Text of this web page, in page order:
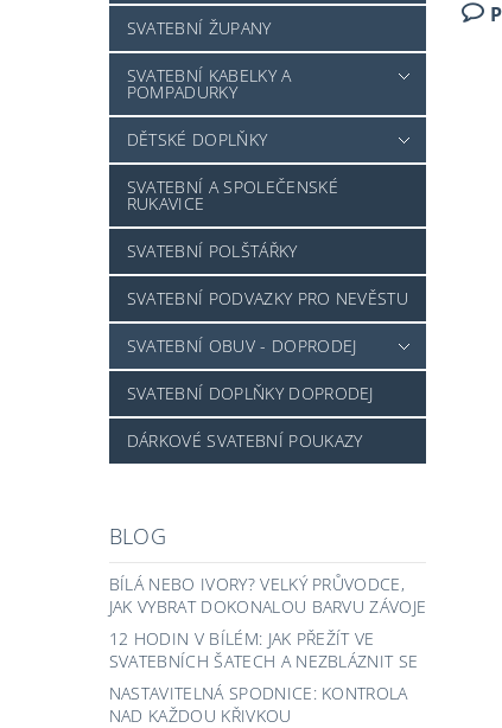
SVATEBNÍ ŽUPANY
SVATEBNÍ KABELKY A
POMPADURKY
DĚTSKÉ DOPLŇKY
SVATEBNÍ A SPOLEČENSKÉ
RUKAVICE
SVATEBNÍ POLŠTÁŘKY
SVATEBNÍ PODVAZKY PRO NEVĚSTU
SVATEBNÍ OBUV - DOPRODEJ
SVATEBNÍ DOPLŇKY DOPRODEJ
DÁRKOVÉ SVATEBNÍ POUKAZY
BLOG
BÍLÁ NEBO IVORY? VELKÝ PRŮVODCE,
JAK VYBRAT DOKONALOU BARVU ZÁVOJE
12 HODIN V BÍLÉM: JAK PŘEŽÍT VE
SVATEBNÍCH ŠATECH A NEZBLÁZNIT SE
NASTAVITELNÁ SPODNICE: KONTROLA
NAD KAŽDOU KŘIVKOU